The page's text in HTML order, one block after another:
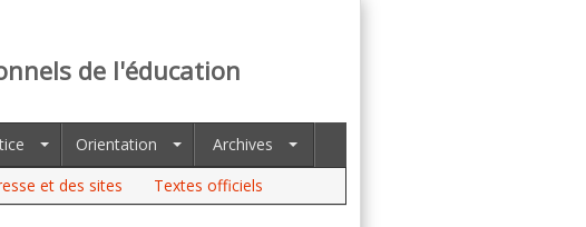
de l'éducation
Orientation
Archives
et des sites Textes officiels